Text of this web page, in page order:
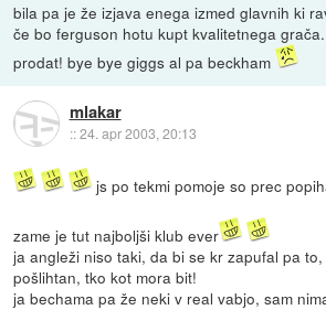
bila pa je že izjava enega izmed glavnih ki
če bo ferguson hotu kupt kvalitetnega
prodat! bye bye giggs al pa beckham
mlakar
::24. apr 2003, 20:13
js po tekmi pomoje so prec
zame je tut najboljši klub ever
ja angleži niso taki, da bi se kr zapufal pa
pošlihtan, tko kot mora bit!
ja bechama pa že neki v real vabjo, sam